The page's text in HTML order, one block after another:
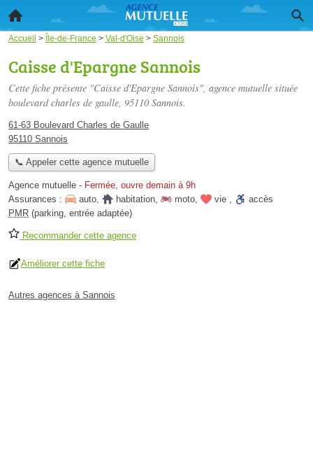
Accueil > Île-de-France > Val-d'Oise > Sannois
Caisse d'Epargne Sannois
Cette fiche présente "Caisse d'Epargne Sannois", agence mutuelle située
boulevard charles de gaulle, 95110 Sannois.
61-63 Boulevard Charles de Gaulle
95110 Sannois
📞 Appeler cette agence mutuelle
Agence mutuelle - Fermée, ouvre demain à 9h
Assurances :
auto, habitation, moto, vie ,
accès
PMR (parking, entrée adaptée)
Recommander cette agence
Améliorer cette fiche
Autres agences à Sannois